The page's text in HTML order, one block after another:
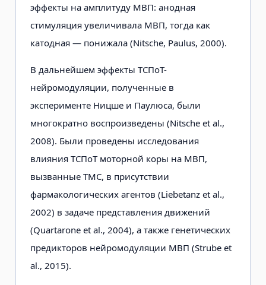
эффекты на амплитуду МВП: анодная
стимуляция увеличивала МВП, тогда как
катодная — понижала (Nitsche, Paulus, 2000).
В дальнейшем эффекты ТСПоТ-
нейромодуляции, полученные в
эксперименте Ницше и Паулюса, были
многократно воспроизведены (Nitsche et al.,
2008). Были проведены исследования
влияния ТСПоТ моторной коры на МВП,
вызванные ТМС, в присутствии
фармакологических агентов (Liebetanz et al.,
2002) в задаче представления движений
(Quartarone et al., 2004), а также генетических
предикторов нейромодуляции МВП (Strube et
al., 2015).